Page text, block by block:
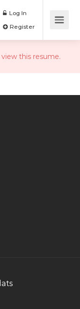
Log In
this resume.